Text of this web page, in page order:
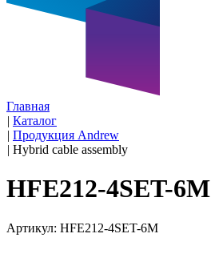
Главная
| Каталог
| Продукция Andrew
| Hybrid cable assembly
HFE212-4SET-
Артикул: HFE212-4SET-6M